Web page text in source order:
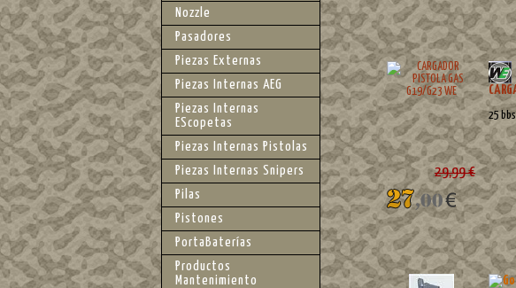
25 bbs
29,99 €
Nozzle
Pasadores
Piezas Externas
Piezas Internas AEG
Piezas Internas
EScopetas
Piezas Internas Pistolas
Piezas Internas Snipers
Pilas
Pistones
PortaBaterías
Productos
Mantenimiento